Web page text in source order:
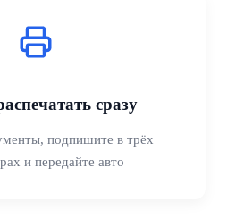
сразу
подпишите в трёх
и передайте авто